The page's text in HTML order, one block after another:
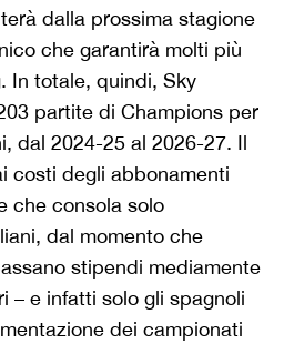
dalla prossima stagione
che garantirà molti più
In totale, quindi, Sky
partite di Champions per
dal 2024-25 al 2026-27. Il
costi degli abbonamenti
che consola solo
dal momento che
stipendi mediamente
– e infatti solo gli spagnoli
dei campionati